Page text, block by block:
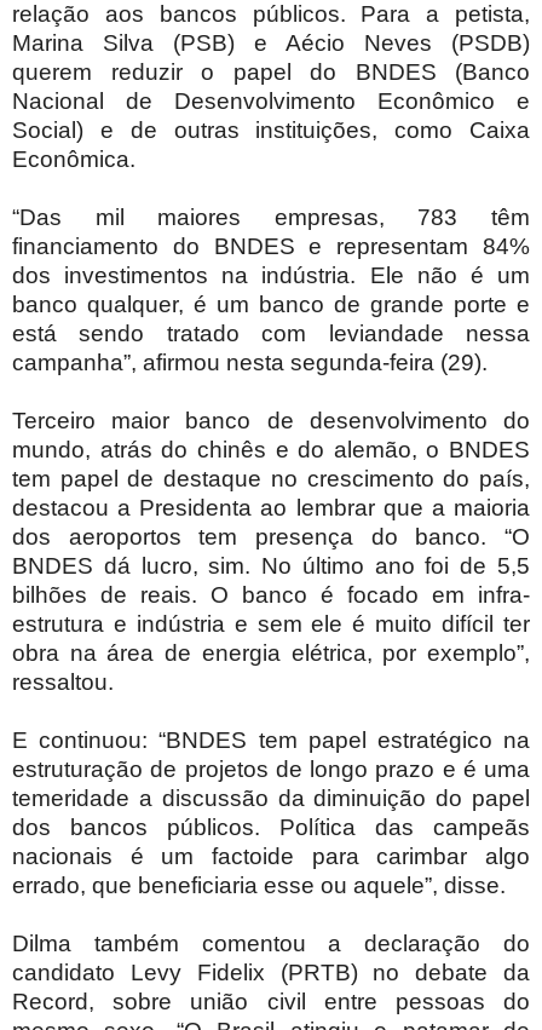
relação aos bancos públicos. Para a petista,
Marina Silva (PSB) e Aécio Neves (PSDB)
querem reduzir o papel do BNDES (Banco
Nacional de Desenvolvimento Econômico e
Social) e de outras instituições, como Caixa
Econômica.
“Das mil maiores empresas, 783 têm
financiamento do BNDES e representam 84%
dos investimentos na indústria. Ele não é um
banco qualquer, é um banco de grande porte e
está sendo tratado com leviandade nessa
campanha”, afirmou nesta segunda-feira (29).
Terceiro maior banco de desenvolvimento do
mundo, atrás do chinês e do alemão, o BNDES
tem papel de destaque no crescimento do país,
destacou a Presidenta ao lembrar que a maioria
dos aeroportos tem presença do banco. “O
BNDES dá lucro, sim. No último ano foi de 5,5
bilhões de reais. O banco é focado em infra-
estrutura e indústria e sem ele é muito difícil ter
obra na área de energia elétrica, por exemplo”,
ressaltou.
E continuou: “BNDES tem papel estratégico na
estruturação de projetos de longo prazo e é uma
temeridade a discussão da diminuição do papel
dos bancos públicos. Política das campeãs
nacionais é um factoide para carimbar algo
errado, que beneficiaria esse ou aquele”, disse.
Dilma também comentou a declaração do
candidato Levy Fidelix (PRTB) no debate da
Record, sobre união civil entre pessoas do